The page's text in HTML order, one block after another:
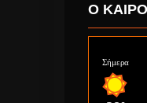
Ο